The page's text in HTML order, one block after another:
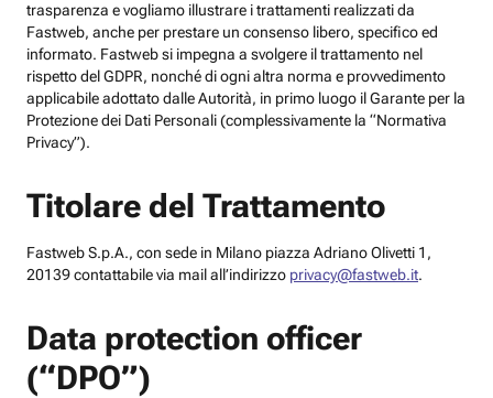
trasparenza e vogliamo illustrare i trattamenti realizzati da
Fastweb, anche per prestare un consenso libero, specifico ed
informato. Fastweb si impegna a svolgere il trattamento nel
rispetto del GDPR, nonché di ogni altra norma e provvedimento
applicabile adottato dalle Autorità, in primo luogo il Garante per la
Protezione dei Dati Personali (complessivamente la “Normativa
Privacy”).
Titolare del Trattamento
Fastweb S.p.A., con sede in Milano piazza Adriano Olivetti 1,
20139 contattabile via mail all’indirizzo privacy@fastweb.it.
Data protection officer
(“DPO”)